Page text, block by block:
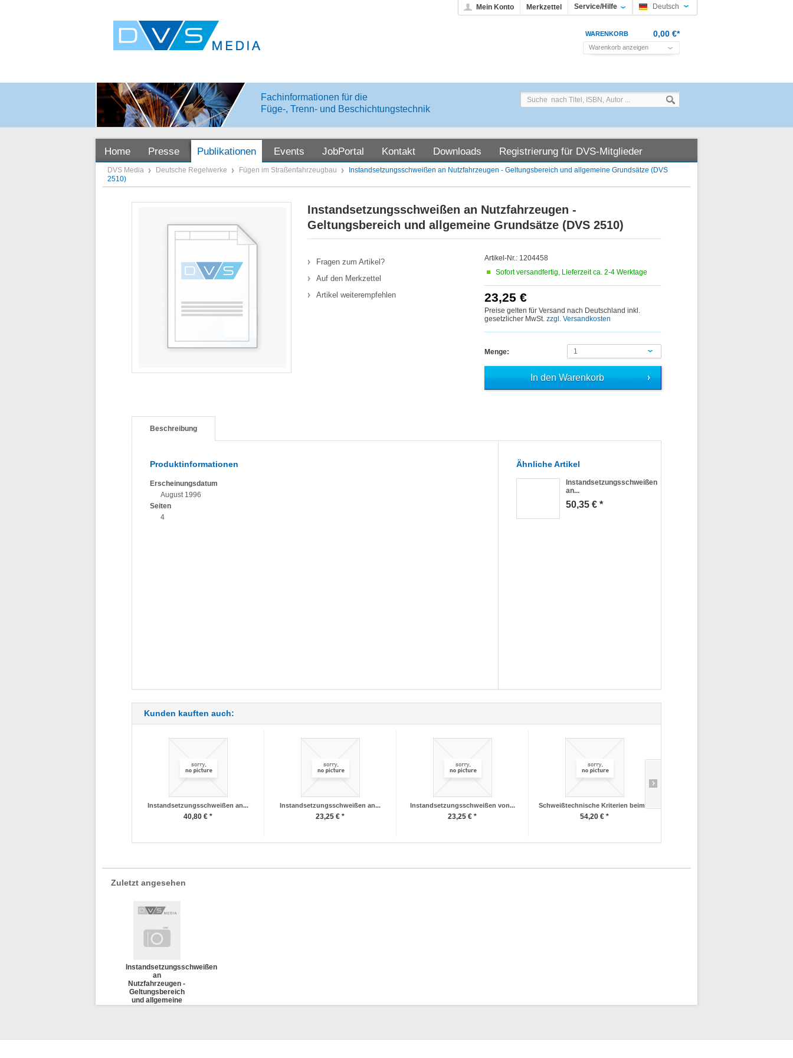
Mein Konto Merkzettel Service/Hilfe Deutsch
WARENKORB 0,00 €*
Warenkorb anzeigen
Fachinformationen für die
Füge-, Trenn- und Beschichtungstechnik
Home Presse Publikationen Events JobPortal Kontakt Downloads Registrierung für DVS-Mitglieder
DVS Media Deutsche Regelwerke Fügen im Straßenfahrzeugbau
Instandsetzungsschweißen an Nutzfahrzeugen - Geltungsbereich und allgemeine Grundsätze (DVS
2510)
Instandsetzungsschweißen an Nutzfahrzeugen -
Geltungsbereich und allgemeine Grundsätze (DVS 2510)
Fragen zum Artikel?
Auf den Merkzettel
Artikel weiterempfehlen
Artikel-Nr.: 1204458
Sofort versandfertig, Lieferzeit ca. 2-4 Werktage
23,25 €
Preise gelten für Versand nach Deutschland inkl.
gesetzlicher MwSt. zzgl. Versandkosten
Menge: 1
Beschreibung
Produktinformationen
Erscheinungsdatum
August 1996
Seiten
4
Ähnliche Artikel
Instandsetzungsschweißen
an...
50,35 € *
Kunden kauften auch:
Instandsetzungsschweißen an...
40,80 € *
Instandsetzungsschweißen an...
23,25 € *
Instandsetzungsschweißen von...
23,25 € *
Schweißtechnische Kriterien beim...
54,20 € *
Zuletzt angesehen
Instandsetzungsschweißen
an
Nutzfahrzeugen -
Geltungsbereich
und allgemeine